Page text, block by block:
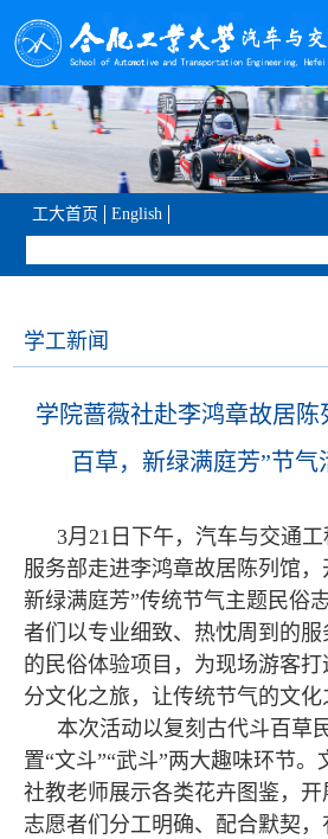
工大首页 English
学工新闻
学院蔷薇社赴李鸿章故居陈
百草，新绿满庭芳”节气
3月21日下午，汽车与交通
服务部走进李鸿章故居陈列馆，
新绿满庭芳”传统节气主题民俗
者们以专业细致、热忱周到的
的民俗体验项目，为现场游客
分文化之旅，让传统节气的文化
本次活动以复刻古代斗百草
置“文斗”“武斗”两大趣味环节
社教老师展示各类花卉图鉴，开
志愿者们分工明确、配合默契